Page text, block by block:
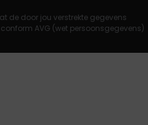
de door jou verstrekte gegevens
AVG (wet persoonsgegevens)